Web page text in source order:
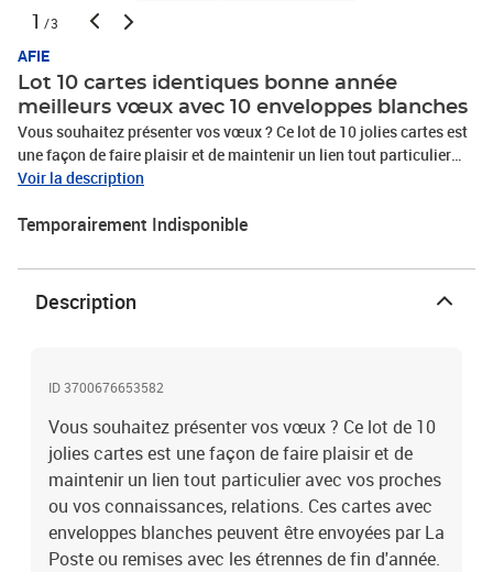
1 /3
AFIE
Lot 10 cartes identiques bonne année
meilleurs vœux avec 10 enveloppes blanches
Vous souhaitez présenter vos vœux ? Ce lot de 10 jolies cartes est
une façon de faire plaisir et de maintenir un lien tout particulier
avec vos proches ou vos connaissances, relations. Ces cartes avec
remises avec les étrennes de fin d'année. Carte format fermé
Joyeuses fêtes !
Voir la description
Temporairement Indisponible
Description
ID 3700676653582
Vous souhaitez présenter vos vœux ? Ce lot de 10
jolies cartes est une façon de faire plaisir et de
maintenir un lien tout particulier avec vos proches
ou vos connaissances, relations. Ces cartes avec
enveloppes blanches peuvent être envoyées par La
Poste ou remises avec les étrennes de fin d'année.